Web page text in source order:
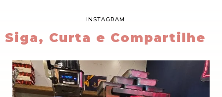
INSTAGRAM
Siga, Curta e Compartilhe